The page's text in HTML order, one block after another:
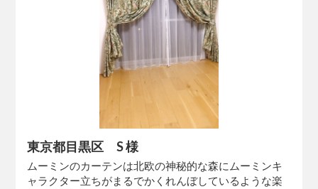
東京都目黒区 S 様
ムーミンのカーテンは北欧の神秘的な森にムーミンキ
ャラクター立ちがまるでかくれんぼしているような楽